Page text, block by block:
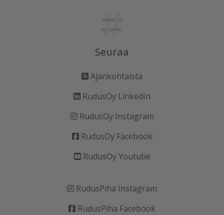
Seuraa
Ajankohtaista
RudusOy LinkedIn
RudusOy Instagram
RudusOy Facebook
RudusOy Youtube
RudusPiha Instagram
RudusPiha Facebook